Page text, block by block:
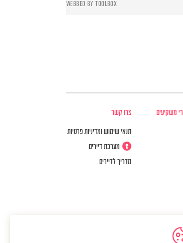
WEBBED BY TOOLBOX
משקיעים צרו קשר
תנאי שימוש ומדיניות פרטיות
מערכת דיירים
מדריך לדיירים